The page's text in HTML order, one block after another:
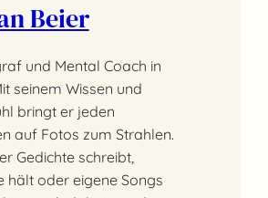
Beier
und Mental Coach in
seinem Wissen und
bringt er jeden
auf Fotos zum Strahlen.
Gedichte schreibt,
hält oder eigene Songs